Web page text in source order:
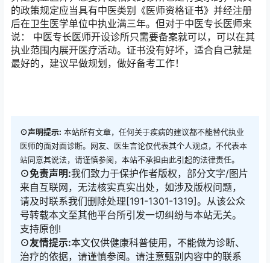
的政策规定应当具有中医类别《医师资格证书》并经注册
后在卫生医学单位中执业满三年。但对于中医专长医师来
说： 中医专长医师开设诊所只需要备案就可以，可以在其
执业范围内展开医疗活动。证书没有好坏，适合自己就是
最好的，建议早做规划，做好备考工作！
⊙声明提示: 本站所有文章，任何关于疾病的建议都不能替代执业
医师的面对面诊断。网友、医生言论仅代表其个人观点，不代表本
站同意其说法，请谨慎参阅，本站不承担由此引起的法律责任。
⊙免责声明:我们致力于保护作者版权，部分文字/图片
来自互联网，无法核实真实出处，如涉及版权问题，
请及时联系我们删除处理[191-1301-1319]。从该公众
号转载本文至其他平台所引发一切纠纷与本站无关。
支持原创!
⊙友情提示:本文仅供健康科普使用，不能做为诊断、
治疗的依据，请谨慎参阅。请注意甄别内容中的联系